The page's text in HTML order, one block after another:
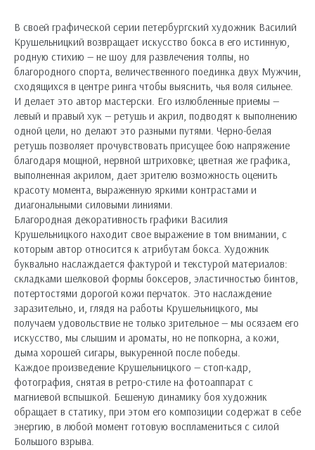
В своей графической серии петербургский художник Василий
Крушельницкий возвращает искусство бокса в его истинную,
родную стихию — не шоу для развлечения толпы, но
благородного спорта, величественного поединка двух Мужчин,
сходящихся в центре ринга чтобы выяснить, чья воля сильнее.
И делает это автор мастерски. Его излюбленные приемы —
левый и правый хук — ретушь и акрил, подводят к выполнению
одной цели, но делают это разными путями. Черно-белая
ретушь позволяет прочувствовать присущее бою напряжение
благодаря мощной, нервной штриховке; цветная же графика,
выполненная акрилом, дает зрителю возможность оценить
красоту момента, выраженную яркими контрастами и
диагональными силовыми линиями.
Благородная декоративность графики Василия
Крушельницкого находит свое выражение в том внимании, с
которым автор относится к атрибутам бокса. Художник
буквально наслаждается фактурой и текстурой материалов:
складками шелковой формы боксеров, эластичностью бинтов,
потертостями дорогой кожи перчаток. Это наслаждение
заразительно, и, глядя на работы Крушельницкого, мы
получаем удовольствие не только зрительное — мы осязаем его
искусство, мы слышим и ароматы, но не попкорна, а кожи,
дыма хорошей сигары, выкуренной после победы.
Каждое произведение Крушельницкого — стоп-кадр,
фотография, снятая в ретро-стиле на фотоаппарат с
магниевой вспышкой. Бешеную динамику боя художник
обращает в статику, при этом его композиции содержат в себе
энергию, в любой момент готовую воспламениться с силой
Большого взрыва.